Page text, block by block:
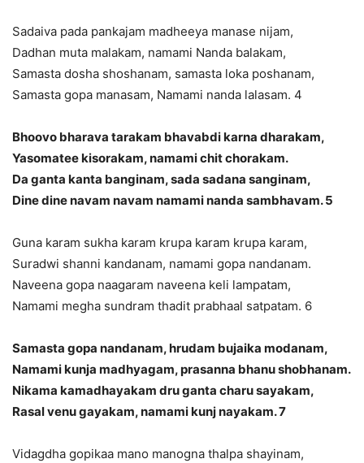
Sadaiva pada pankajam madheeya manase nijam,
Dadhan muta malakam, namami Nanda balakam,
Samasta dosha shoshanam, samasta loka poshanam,
Samasta gopa manasam, Namami nanda lalasam. 4
Bhoovo bharava tarakam bhavabdi karna dharakam,
Yasomatee kisorakam, namami chit chorakam.
Da ganta kanta banginam, sada sadana sanginam,
Dine dine navam navam namami nanda sambhavam. 5
Guna karam sukha karam krupa karam krupa karam,
Suradwi shanni kandanam, namami gopa nandanam.
Naveena gopa naagaram naveena keli lampatam,
Namami megha sundram thadit prabhaal satpatam. 6
Samasta gopa nandanam, hrudam bujaika modanam,
Namami kunja madhyagam, prasanna bhanu shobhanam.
Nikama kamadhayakam dru ganta charu sayakam,
Rasal venu gayakam, namami kunj nayakam. 7
Vidagdha gopikaa mano manogna thalpa shayinam,